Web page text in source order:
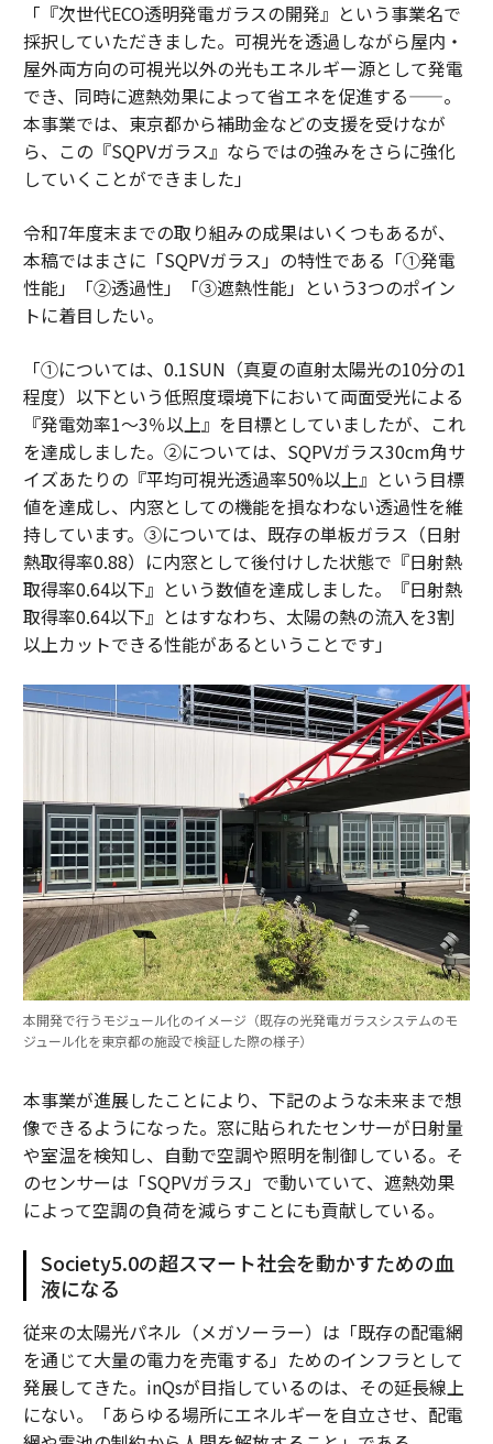
「『次世代ECO透明発電ガラスの開発』という事業名で
採択していただきました。可視光を透過しながら屋内・
屋外両方向の可視光以外の光もエネルギー源として発電
でき、同時に遮熱効果によって省エネを促進する——。
本事業では、東京都から補助金などの支援を受けなが
ら、この『SQPVガラス』ならではの強みをさらに強化
していくことができました」
令和7年度末までの取り組みの成果はいくつもあるが、
本稿ではまさに「SQPVガラス」の特性である「①発電
性能」「②透過性」「③遮熱性能」という3つのポイン
トに着目したい。
「①については、0.1SUN（真夏の直射太陽光の10分の1
程度）以下という低照度環境下において両面受光による
『発電効率1～3％以上』を目標としていましたが、これ
を達成しました。②については、SQPVガラス30cm角サ
イズあたりの『平均可視光透過率50%以上』という目標
値を達成し、内窓としての機能を損なわない透過性を維
持しています。③については、既存の単板ガラス（日射
熱取得率0.88）に内窓として後付けした状態で『日射熱
取得率0.64以下』という数値を達成しました。『日射熱
取得率0.64以下』とはすなわち、太陽の熱の流入を3割
以上カットできる性能があるということです」
本開発で行うモジュール化のイメージ（既存の光発電ガラスシステムのモ
ジュール化を東京都の施設で検証した際の様子）
本事業が進展したことにより、下記のような未来まで想
像できるようになった。窓に貼られたセンサーが日射量
や室温を検知し、自動で空調や照明を制御している。そ
のセンサーは「SQPVガラス」で動いていて、遮熱効果
によって空調の負荷を減らすことにも貢献している。
Society5.0の超スマート社会を動かすための血
液になる
従来の太陽光パネル（メガソーラー）は「既存の配電網
を通じて大量の電力を売電する」ためのインフラとして
発展してきた。inQsが目指しているのは、その延長線上
にない。「あらゆる場所にエネルギーを自立させ、配電